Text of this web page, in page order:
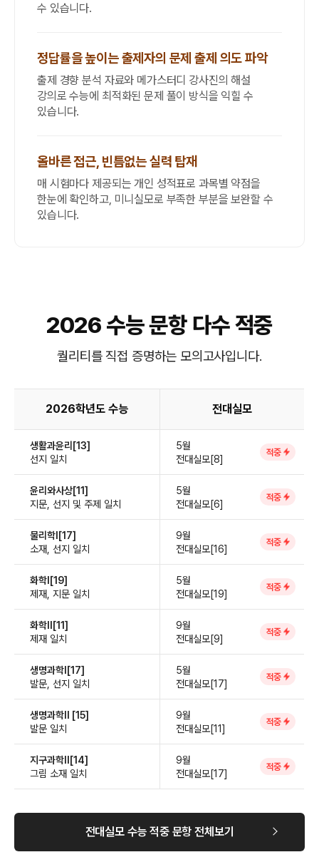
수 있습니다.
정답률을 높이는 출제자의 문제 출제 의도 파악
출제 경향 분석 자료와 메가스터디 강사진의 해설
강의로 수능에 최적화된 문제 풀이 방식을 익힐 수
있습니다.
올바른 접근, 빈틈없는 실력 탑재
매 시험마다 제공되는 개인 성적표로 과목별 약점을
한눈에 확인하고, 미니실모로 부족한 부분을 보완할 수
있습니다.
2026 수능 문항 다수 적중
퀄리티를 직접 증명하는 모의고사입니다.
2026학년도 수능 전대실모
생활과윤리[13]
선지 일치
5월
전대실모[8]
적중
윤리와사상[11]
지문, 선지 및 주제 일치
5월
전대실모[6]
적중
물리학Ⅰ[17]
소재, 선지 일치
9월
전대실모[16]
적중
화학Ⅰ[19]
제재, 지문 일치
5월
전대실모[19]
적중
화학Ⅱ[11]
제재 일치
9월
전대실모[9]
적중
생명과학Ⅰ[17]
발문, 선지 일치
5월
전대실모[17]
적중
생명과학Ⅱ [15]
발문 일치
9월
전대실모[11]
적중
지구과학Ⅱ[14]
그림 소재 일치
9월
전대실모[17]
적중
전대실모 수능 적중 문항 전체보기